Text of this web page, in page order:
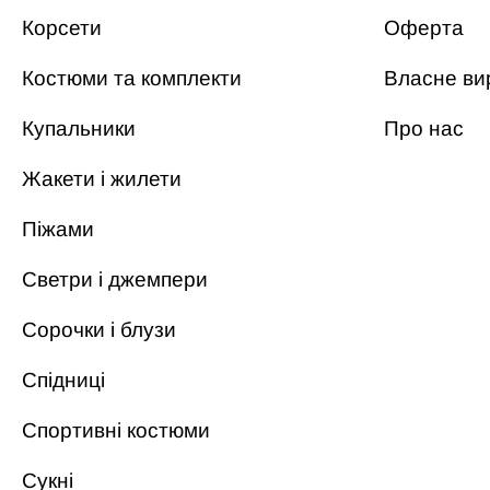
Корсети
Костюми та комплекти
Купальники
Жакети і жилети
Піжами
Светри і джемпери
Сорочки і блузи
Спідниці
Спортивні костюми
Сукні
Оферта
Власне
Про нас